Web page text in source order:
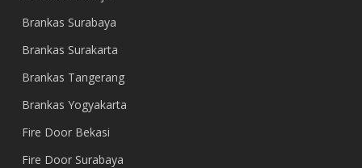
Brankas Surabaya
Brankas Surakarta
Brankas Tangerang
Brankas Yogyakarta
Fire Door Bekasi
Fire Door Surabaya